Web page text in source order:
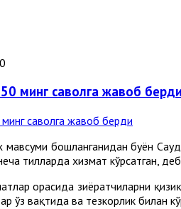
минг саволга жавоб
мавсуми бошланганидан буён
тилларда хизмат кўрсатган,
орасида зиёратчиларни
ўз вақтида ва тезкорлик билан